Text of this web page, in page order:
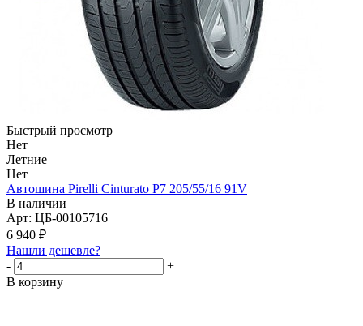
Быстрый просмотр
Нет
Летние
Нет
Автошина Pirelli Cinturato P7 205/55/16 91V
В наличии
Арт: ЦБ-00105716
6 940 ₽
Нашли дешевле?
-
+
В корзину